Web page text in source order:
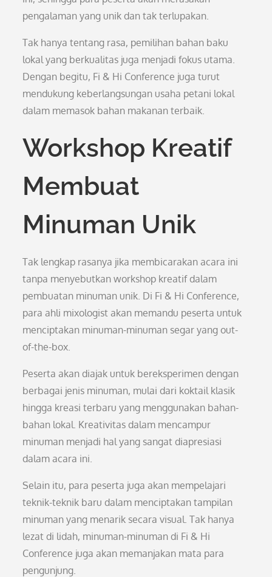
pengalaman yang unik dan tak terlupakan.
Tak hanya tentang rasa, pemilihan bahan baku
lokal yang berkualitas juga menjadi fokus utama.
Dengan begitu, Fi & Hi Conference juga turut
mendukung keberlangsungan usaha petani lokal
dalam memasok bahan makanan terbaik.
Workshop Kreatif
Membuat
Minuman Unik
Tak lengkap rasanya jika membicarakan acara ini
tanpa menyebutkan workshop kreatif dalam
pembuatan minuman unik. Di Fi & Hi Conference,
para ahli mixologist akan memandu peserta untuk
menciptakan minuman-minuman segar yang out-
of-the-box.
Peserta akan diajak untuk bereksperimen dengan
berbagai jenis minuman, mulai dari koktail klasik
hingga kreasi terbaru yang menggunakan bahan-
bahan lokal. Kreativitas dalam mencampur
minuman menjadi hal yang sangat diapresiasi
dalam acara ini.
Selain itu, para peserta juga akan mempelajari
teknik-teknik baru dalam menciptakan tampilan
minuman yang menarik secara visual. Tak hanya
lezat di lidah, minuman-minuman di Fi & Hi
Conference juga akan memanjakan mata para
pengunjung.